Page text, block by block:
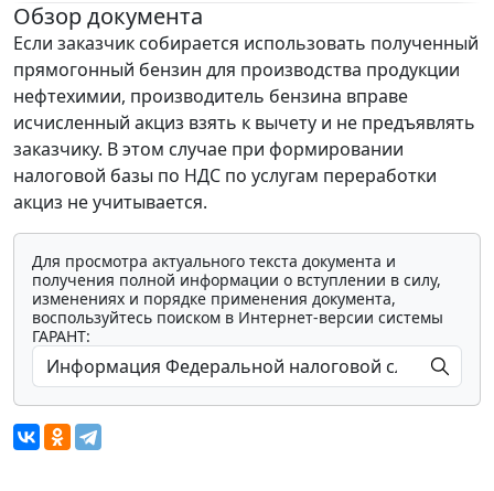
Обзор документа
Если заказчик собирается использовать полученный
прямогонный бензин для производства продукции
нефтехимии, производитель бензина вправе
исчисленный акциз взять к вычету и не предъявлять
заказчику. В этом случае при формировании
налоговой базы по НДС по услугам переработки
акциз не учитывается.
Для просмотра актуального текста документа и
получения полной информации о вступлении в силу,
изменениях и порядке применения документа,
воспользуйтесь поиском в Интернет-версии системы
ГАРАНТ: